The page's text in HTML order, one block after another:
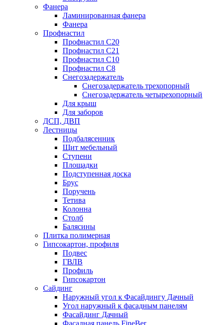
Фанера
Ламинированная фанера
Фанера
Профнастил
Профнастил С20
Профнастил С21
Профнастил С10
Профнастил С8
Снегозадержатель
Снегозадержатель трехопорный
Снегозадержатель четырехопорный
Для крыш
Для заборов
ДСП, ДВП
Лестницы
Подбалясенник
Щит мебельный
Ступени
Площадки
Подступенная доска
Брус
Поручень
Тетива
Колонна
Столб
Балясины
Плитка полимерная
Гипсокартон, профиля
Подвес
ГВЛВ
Профиль
Гипсокартон
Сайдинг
Наружный угол к Фасайдингу Дачный
Угол наружный к фасадным панелям
Фасайдинг Дачный
Фасадная панель FineBer